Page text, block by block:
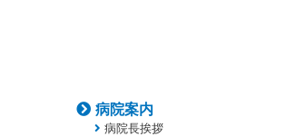
病院案内
病院長挨拶